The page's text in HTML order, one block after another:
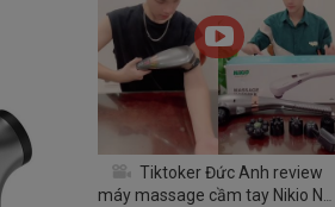
Tiktoker Đức Anh review
máy massage cầm tay Nikio NK-